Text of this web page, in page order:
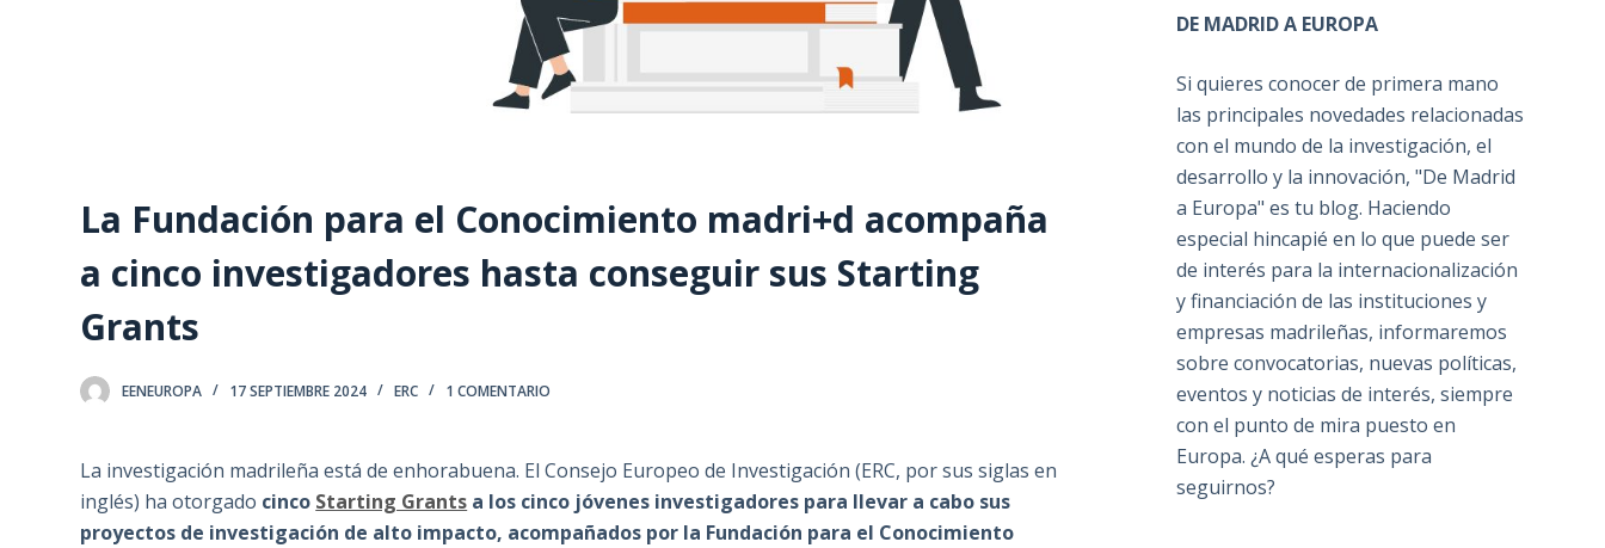
La Fundación para el Conocimiento madri+d acompaña
a cinco investigadores hasta conseguir sus Starting
Grants
EENEUROPA 17 SEPTIEMBRE 2024 ERC 1 COMENTARIO
La investigación madrileña está de enhorabuena. El Consejo Europeo de Investigación (ERC, por sus siglas en
inglés) ha otorgado cinco Starting Grants a los cinco jóvenes investigadores para llevar a cabo sus
proyectos de investigación de alto impacto, acompañados por la Fundación para el Conocimiento
DE MADRID A EUROPA
Si quieres conocer de primera mano
las principales novedades relacionadas
con el mundo de la investigación, el
desarrollo y la innovación, "De Madrid
a Europa" es tu blog. Haciendo
especial hincapié en lo que puede ser
de interés para la internacionalización
y financiación de las instituciones y
empresas madrileñas, informaremos
sobre convocatorias, nuevas políticas,
eventos y noticias de interés, siempre
con el punto de mira puesto en
Europa. ¿A qué esperas para
seguirnos?